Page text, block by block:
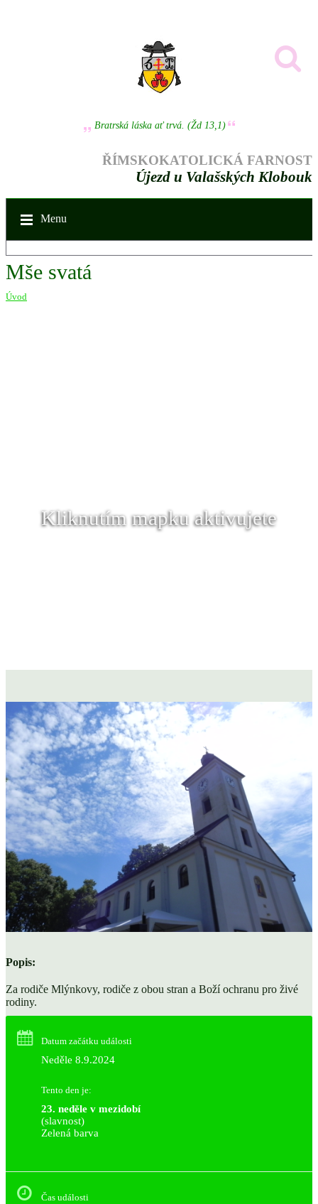
Bratrská láska ať trvá. (Žd 13,1)
ŘÍMSKOKATOLICKÁ FARNOST
Újezd u Valašských Klobouk
Menu
Mše svatá
Úvod
Kliknutím mapku aktivujete
Popis:
Za rodiče Mlýnkovy, rodiče z obou stran a Boží ochranu pro živé
rodiny.
Datum začátku události
Neděle 8.9.2024
Tento den je:
23. neděle v mezidobí
(slavnost)
Zelená barva
Čas události